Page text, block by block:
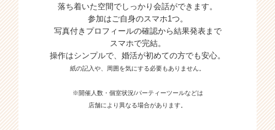
落ち着いた空間でしっかり会話ができます。
参加はご自身のスマホ1つ。
写真付きプロフィールの確認から結果発表まで
スマホで完結。
操作はシンプルで、婚活が初めての方でも安心。
紙の記入や、周囲を気にする必要もありません。
※開催人数・個室状況/パーティーツールなどは
店舗により異なる場合があります。